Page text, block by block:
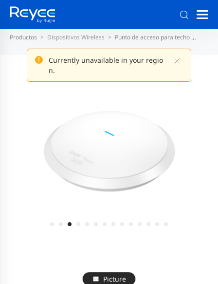
Currently unavailable in your regio
n.
Productos Dispositivos Wireless Punto de acceso para techo
Picture